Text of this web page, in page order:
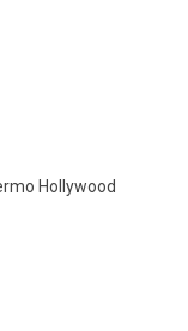
Hollywood